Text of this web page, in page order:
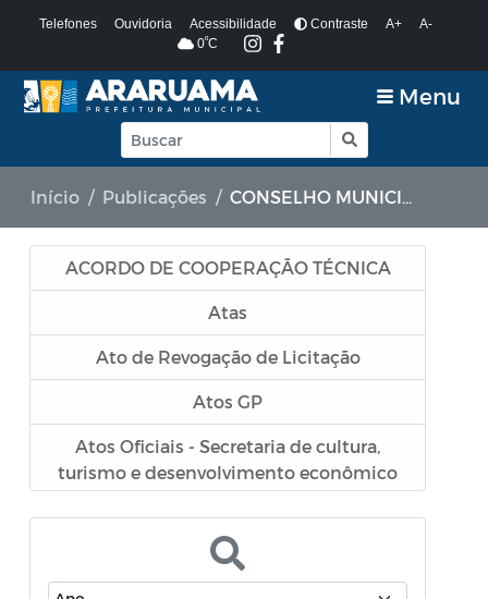
Telefones Ouvidoria Acessibilidade Contraste A+
A-
0ºC
Menu
Início Publicações CONSELHO MUNICIPAL DA MULHER - COMDM
ACORDO DE COOPERAÇÃO TÉCNICA
Atas
Ato de Revogação de Licitação
Atos GP
Atos Oficiais - Secretaria de cultura,
turismo e desenvolvimento econômico
Atos Oficiais - Secretaria de Educação
Atos Oficiais - Secretaria de Fazenda e
Planejamento